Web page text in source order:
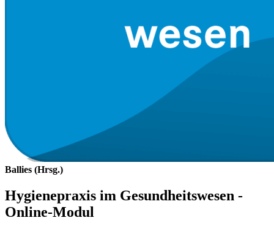
Ballies (Hrsg.)
Hygienepraxis im Gesundheitswesen -
Online-Modul